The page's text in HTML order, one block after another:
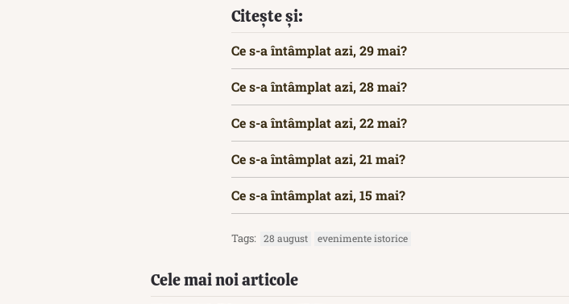
Citește și:
Ce s-a întâmplat azi, 29 mai?
Ce s-a întâmplat azi, 28 mai?
Ce s-a întâmplat azi, 22 mai?
Ce s-a întâmplat azi, 21 mai?
Ce s-a întâmplat azi, 15 mai?
Tags: 28 august evenimente istorice
Cele mai noi articole